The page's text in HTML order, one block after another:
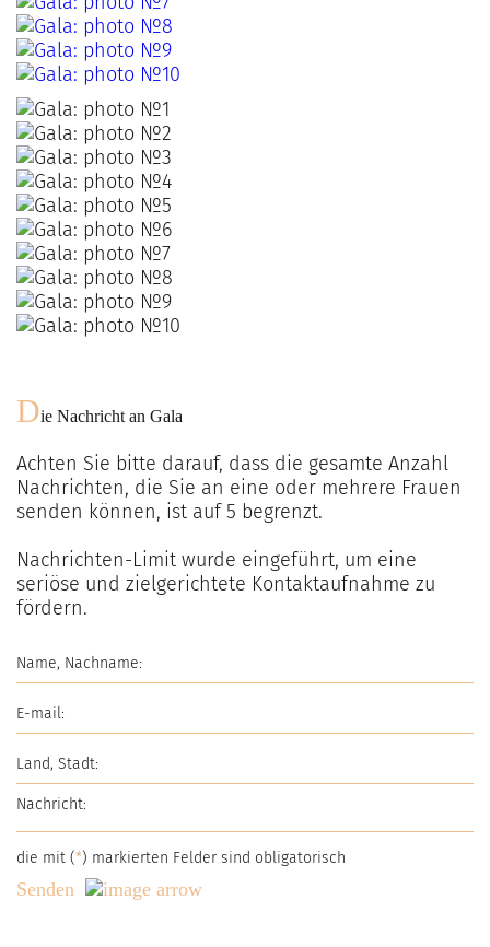
Die Nachricht an Gala
Achten Sie bitte darauf, dass die gesamte Anzahl
Nachrichten, die Sie an eine oder mehrere Frauen
senden können, ist auf5 begrenzt.
Nachrichten-Limit wurde eingeführt, um eine
seriöse und zielgerichtete Kontaktaufnahme zu
fördern.
die mit (*) markierten Felder sind obligatorisch
Senden